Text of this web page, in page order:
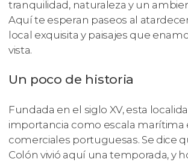
tranquilidad, naturaleza y un
Aquí te esperan paseos al
local exquisita y paisajes que
vista.
Un poco de historia
Fundada en el siglo XV, esta
importancia como escala marítima
comerciales portuguesas. Se dice
Colón vivió aquí una temporada, y